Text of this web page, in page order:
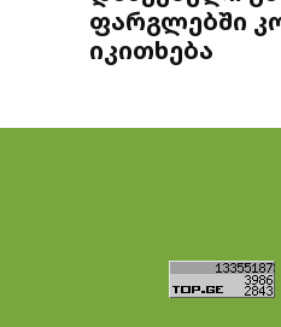
ფარგლებში
იკითხება